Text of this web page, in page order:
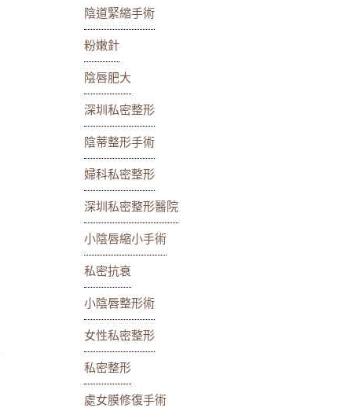
陰道緊縮手術
粉嫩針
陰唇肥大
深圳私密整形
陰蒂整形手術
婦科私密整形
深圳私密整形醫院
小陰唇縮小手術
私密抗衰
小陰唇整形術
女性私密整形
私密整形
處女膜修復手術